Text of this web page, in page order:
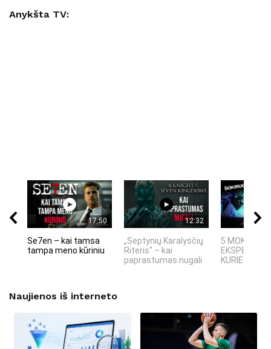
Anykšta TV:
17:50
Se7en – kai tamsa
tampa meno kūriniu
12:32
„Septynių Karalysčių
Riteris" – kai
paprastumas nugali
5 MOKSLINIAI
KURIE
Naujienos iš interneto